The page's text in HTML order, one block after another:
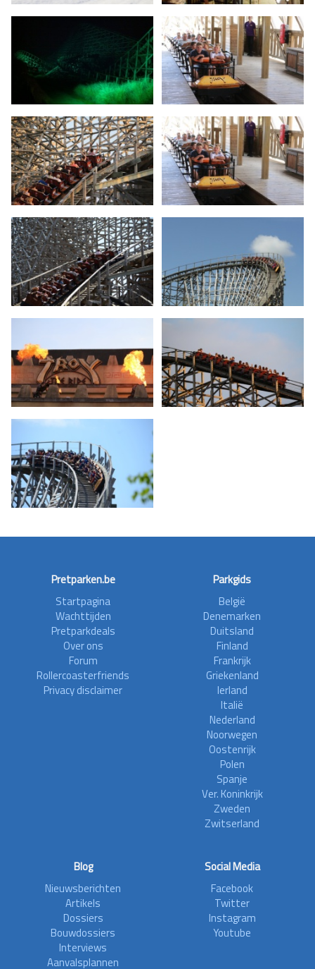
Pretparken.be
Startpagina
Wachttijden
Pretparkdeals
Over ons
Forum
Rollercoasterfriends
Privacy disclaimer
Parkgids
België
Denemarken
Duitsland
Finland
Frankrijk
Griekenland
Ierland
Italië
Nederland
Noorwegen
Oostenrijk
Polen
Spanje
Ver. Koninkrijk
Zweden
Zwitserland
Blog
Nieuwsberichten
Artikels
Dossiers
Bouwdossiers
Interviews
Aanvalsplannen
Social Media
Facebook
Twitter
Instagram
Youtube